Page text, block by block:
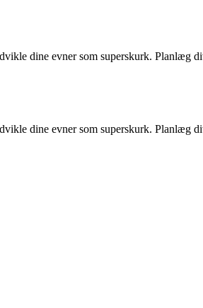
dine evner som superskurk. Planlæg
dine evner som superskurk. Planlæg